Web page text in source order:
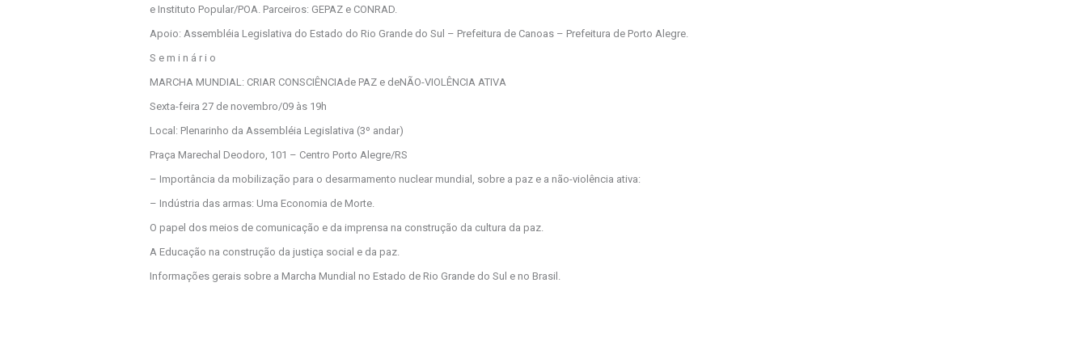
e Instituto Popular/POA. Parceiros: GEPAZ e CONRAD.
Apoio: Assembléia Legislativa do Estado do Rio Grande do Sul – Prefeitura de Canoas – Prefeitura de Porto Alegre.
S e m i n á r i o
MARCHA MUNDIAL: CRIAR CONSCIÊNCIAde PAZ e deNÃO-VIOLÊNCIA ATIVA
Sexta-feira 27 de novembro/09 às 19h
Local: Plenarinho da Assembléia Legislativa (3º andar)
Praça Marechal Deodoro, 101 – Centro Porto Alegre/RS
– Importância da mobilização para o desarmamento nuclear mundial, sobre a paz e a não-violência ativa:
– Indústria das armas: Uma Economia de Morte.
O papel dos meios de comunicação e da imprensa na construção da cultura da paz.
A Educação na construção da justiça social e da paz.
Informações gerais sobre a Marcha Mundial no Estado de Rio Grande do Sul e no Brasil.